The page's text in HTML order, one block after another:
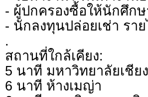
- ผู้ปกครองซื้อให้นักศึก
- นักลงทุนปล่อยเช่า รา
.
สถานที่ใกล้เคียง:
5 นาที มหาวิทยาลัยเชีย
6 นาที ห้างเมญ่า